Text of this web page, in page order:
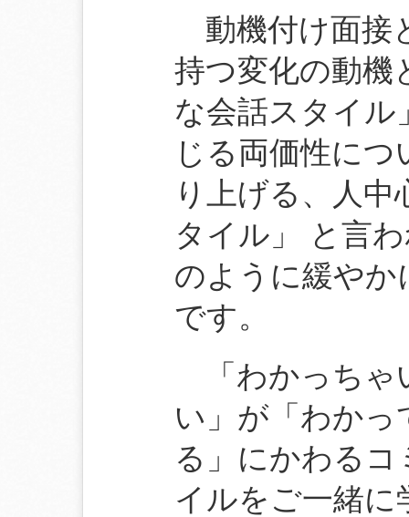
動機付け面接
持つ変化の動機
な会話スタイル
じる両価性に
り上げる、人
タイル」 と言
のように緩やか
です。
「わかっちゃ
い」が「わか
る」にかわる
イルをご一緒